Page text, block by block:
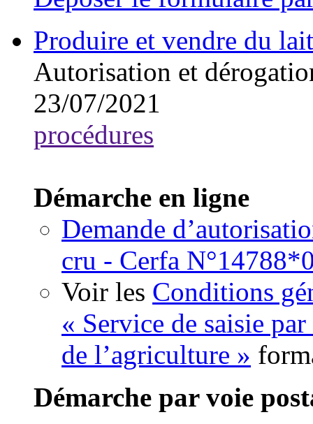
Produire et vendre du
Autorisation et
23/07/2021
procédures
Démarche en ligne
Demande
cru - Cerfa
Voir les Conditions
« Service de saisie
de l’agriculture »
Démarche par voie